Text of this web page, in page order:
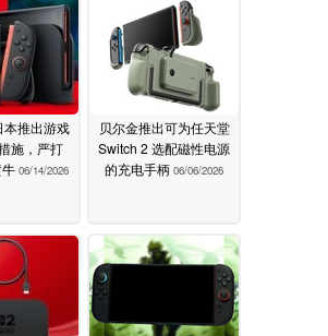
推出游戏
施，严打
06/14/2026
贝尔金推出可为任天堂
Switch 2 选配磁性电源
的充电手柄 06/06/2026